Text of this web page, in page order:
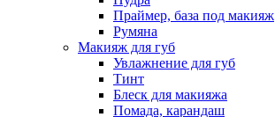
Праймер, база под макияж
Румяна
Макияж для губ
Увлажнение для губ
Тинт
Блеск для макияжа
Помада, карандаш